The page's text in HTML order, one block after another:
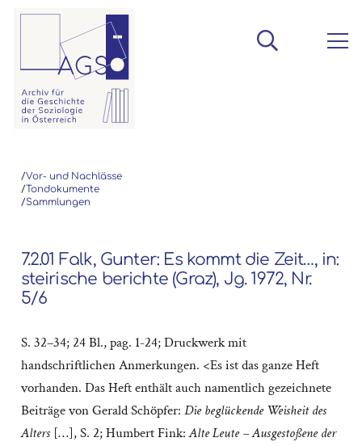
/Vor- und Nachlässe
/Tondokumente
/Sammlungen
7.2.01 Falk, Gunter: Es kommt die Zeit…, in:
steirische berichte (Graz), Jg. 1972, Nr.
5/6
S. 32–34; 24 Bl., pag. 1-24; Druckwerk mit
handschriftlichen Anmerkungen. <Es ist das ganze Heft
vorhanden. Das Heft enthält auch namentlich gezeichnete
Beiträge von Gerald Schöpfer: Die beglückende Weisheit des
Alters […], S. 2; Humbert Fink:Alte Leute – Ausgestoßene der